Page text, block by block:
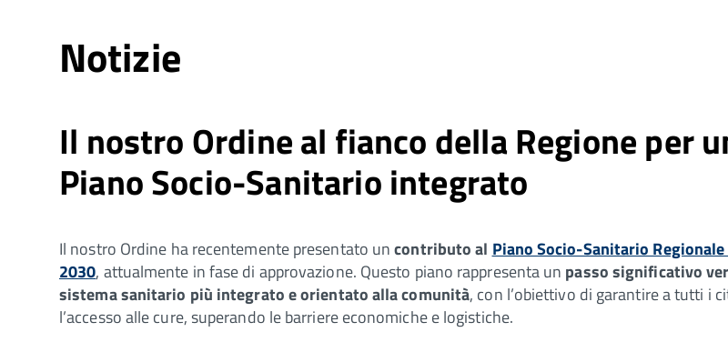
Notizie
Il nostro Ordine al fianco della Regione per
Piano Socio-Sanitario integrato
Il nostro Ordine ha recentemente presentato uncontributo al Piano Socio-Sanitario
2030, attualmente in fase di approvazione. Questo piano rappresenta un passo significativo
sistema sanitario più integrato e orientato alla comunità, con l’obiettivo di garantire a tutti i
l’accesso alle cure, superando le barriere economiche e logistiche.